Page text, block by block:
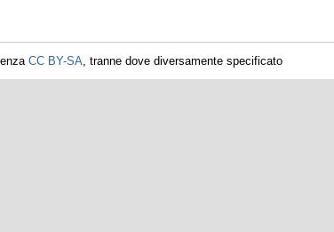
CC BY-SA, tranne dove diversamente specificato